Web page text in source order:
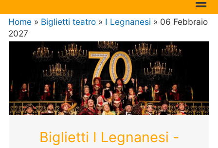
Home » Biglietti teatro » I Legnanesi » 06 Febbraio
2027
Biglietti I Legnanesi -